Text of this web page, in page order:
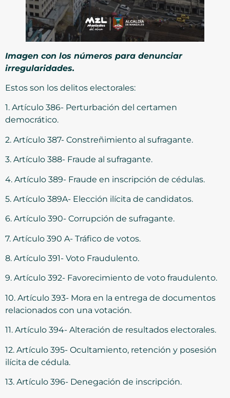
Imagen con los números para denunciar
irregularidades.
Estos son los delitos electorales:
1. Artículo 386- Perturbación del certamen
democrático.
2. Artículo 387- Constreñimiento al sufragante.
3. Artículo 388- Fraude al sufragante.
4. Artículo 389- Fraude en inscripción de cédulas.
5. Artículo 389A- Elección ilícita de candidatos.
6. Artículo 390- Corrupción de sufragante.
7. Artículo 390 A- Tráfico de votos.
8. Artículo 391- Voto Fraudulento.
9. Artículo 392- Favorecimiento de voto fraudulento.
10. Artículo 393- Mora en la entrega de documentos
relacionados con una votación.
11. Artículo 394- Alteración de resultados electorales.
12. Artículo 395- Ocultamiento, retención y posesión
ilícita de cédula.
13. Artículo 396- Denegación de inscripción.